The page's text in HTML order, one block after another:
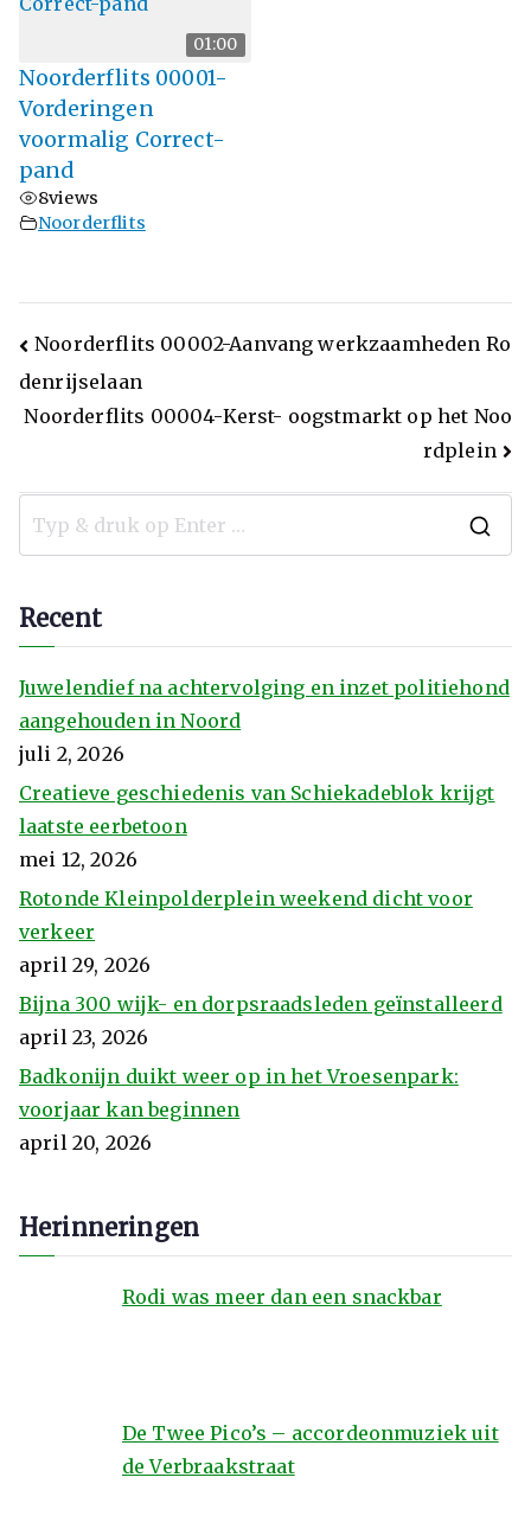
01:00
Noorderflits 00001-
Vorderingen
voormalig Correct-
pand
8views
Noorderflits
Noorderflits 00002-Aanvang werkzaamheden Ro
denrijselaan
Noorderflits 00004-Kerst- oogstmarkt op het Noo
rdplein
Recent
Juwelendief na achtervolging en inzet politiehond
aangehouden in Noord
juli 2, 2026
Creatieve geschiedenis van Schiekadeblok krijgt
laatste eerbetoon
mei 12, 2026
Rotonde Kleinpolderplein weekend dicht voor
verkeer
april 29, 2026
Bijna 300 wijk- en dorpsraadsleden geïnstalleerd
april 23, 2026
Badkonijn duikt weer op in het Vroesenpark:
voorjaar kan beginnen
april 20, 2026
Herinneringen
Rodi was meer dan een snackbar
De Twee Pico’s – accordeonmuziek uit
de Verbraakstraat